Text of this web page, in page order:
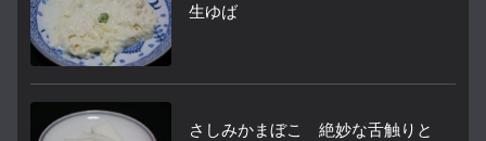
生ゆば
さしみかまぼこ 絶妙な舌触りと